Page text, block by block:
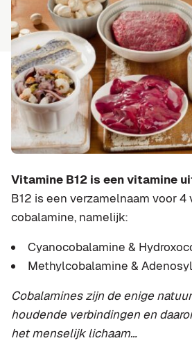
Vitamine B12 is een vitamine
B12 is een verzamelnaam voor 4
cobalamine, namelijk:
Cyanocobalamine &
Methylcobalamine &
Cobalamines zijn de enige
houdende verbindingen en
het menselijk lichaam…